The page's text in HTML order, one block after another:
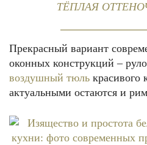
ТЁПЛАЯ
Прекрасный вариант
оконных конструкций –
воздушный тюль красивого
актуальными остаются и